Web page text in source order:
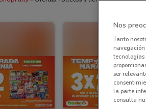
Nos
Tanto
navegación
tecnologías
ser
la parte
consulta